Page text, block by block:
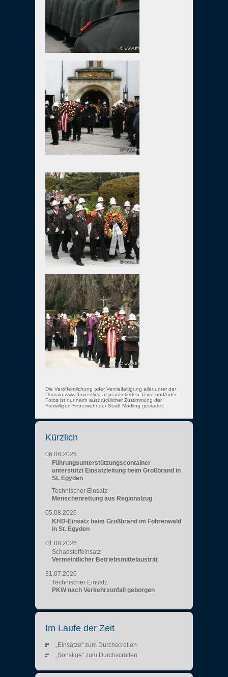
Die Veröffentlichung oder Vervielfältigung aller unter der
Domain www.ffmoedling.at präsentierten Texte und/oder
Fotos ist nur nach ausdrücklicher Zustimmung der
Freiwilligen Feuerwehr der Stadt Mödling gestattet.
Kürzlich
06.08.2026
Führungsunterstützungscontainer
unterstützt Einsatzleitung beim Großbrand in
St. Egyden
Technischer Einsatz
Menschenrettung aus Regionalzug
05.08.2026
KHD-Einsatz beim Großbrand im Föhrenwald
in St. Egyden
01.08.2026
Schadstoffeinsatz
Vermeintlicher Betriebsmittelaustritt
31.07.2026
Technischer Einsatz
PKW nach Verkehrsunfall geborgen
Im Laufe der Zeit
„Einsätze“ zum Durchscrollen
„Sonstige“ zum Durchscrollen